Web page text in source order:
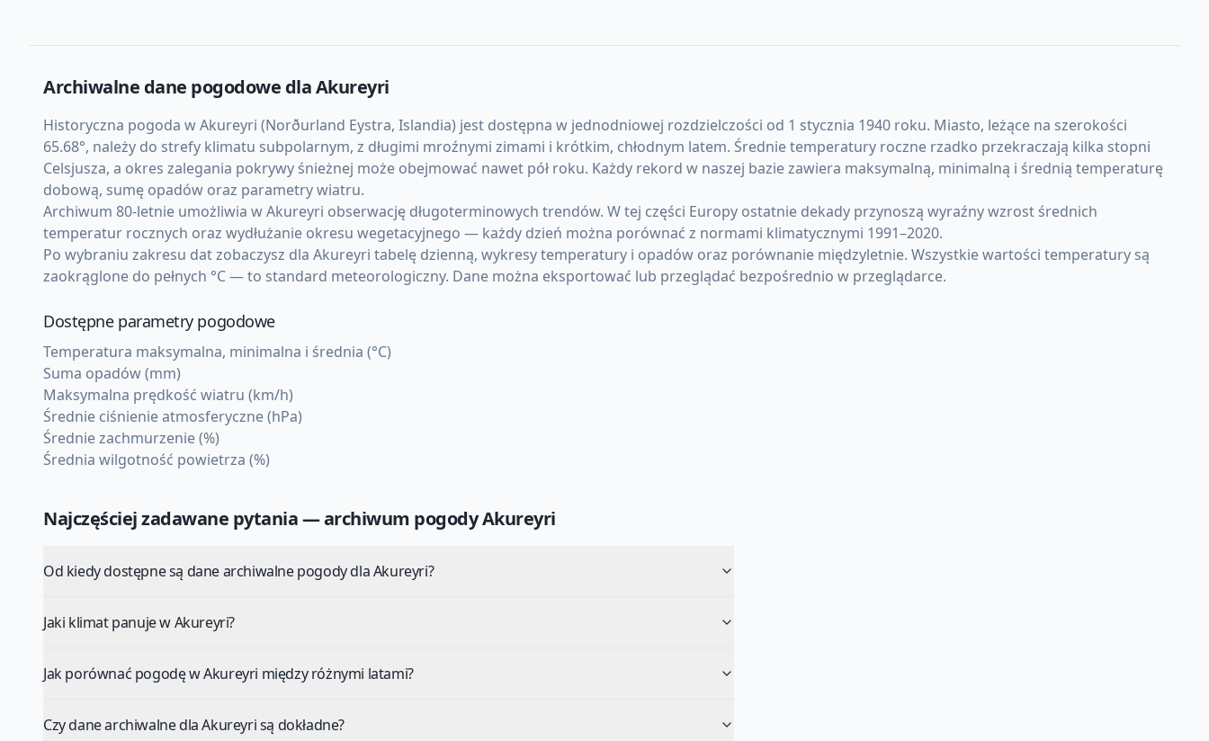
Archiwalne dane pogodowe dlaAkureyri
Historyczna pogoda w Akureyri (Norðurland Eystra, Islandia) jest dostępna w jednodniowej rozdzielczości od 1 stycznia 1940 roku. Miasto, leżące na szerokości
65.68°, należy do strefy klimatu subpolarnym, z długimi mroźnymi zimami i krótkim, chłodnym latem. Średnie temperatury roczne rzadko przekraczają kilka stopni
Celsjusza, a okres zalegania pokrywy śnieżnej może obejmować nawet pół roku. Każdy rekord w naszej bazie zawiera maksymalną, minimalną i średnią temperaturę
dobową, sumę opadów oraz parametry wiatru.
Archiwum 80-letnie umożliwia w Akureyri obserwację długoterminowych trendów. W tej części Europy ostatnie dekady przynoszą wyraźny wzrost średnich
temperatur rocznych oraz wydłużanie okresu wegetacyjnego — każdy dzień można porównać z normami klimatycznymi 1991–2020.
Po wybraniu zakresu dat zobaczysz dla Akureyri tabelę dzienną, wykresy temperatury i opadów oraz porównanie międzyletnie. Wszystkie wartości temperatury są
zaokrąglone do pełnych °C — to standard meteorologiczny. Dane można eksportować lub przeglądać bezpośrednio w przeglądarce.
Dostępne parametry pogodowe
Temperatura maksymalna, minimalna i średnia (°C)
Suma opadów (mm)
Maksymalna prędkość wiatru (km/h)
Średnie ciśnienie atmosferyczne (hPa)
Średnie zachmurzenie (%)
Średnia wilgotność powietrza (%)
Najczęściej zadawane pytania — archiwum pogodyAkureyri
Od kiedy dostępne są dane archiwalne pogody dla Akureyri?
Jaki klimat panuje w Akureyri?
Jak porównać pogodę w Akureyri między różnymi latami?
Czy dane archiwalne dla Akureyri są dokładne?